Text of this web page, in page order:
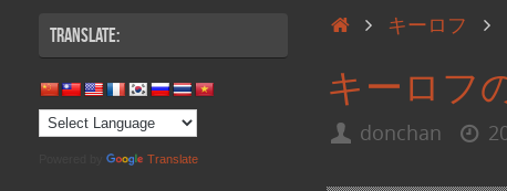
ホ
ム
キーロフ
キーロフ
donchan
Translate:
Translate